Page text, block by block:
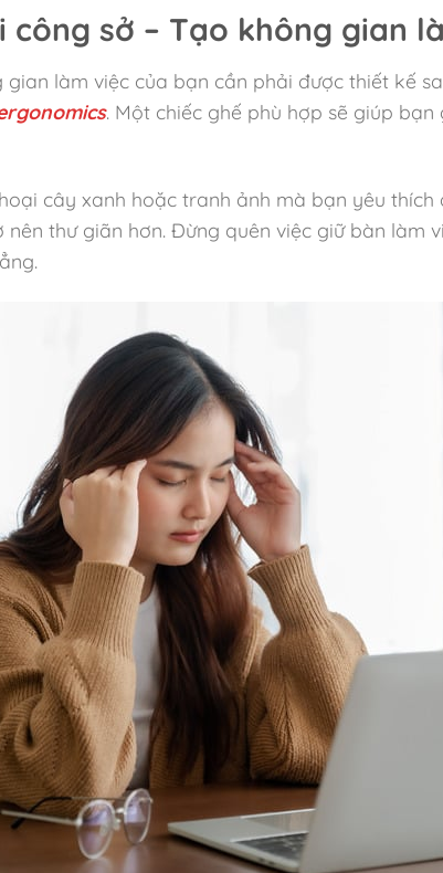
công sở – Tạo không gian
làm việc của bạn cần phải được thiết kế
. Một chiếc ghế phù hợp sẽ giúp
cây xanh hoặc tranh ảnh mà bạn yêu
thư giãn hơn. Đừng quên việc giữ bàn làm